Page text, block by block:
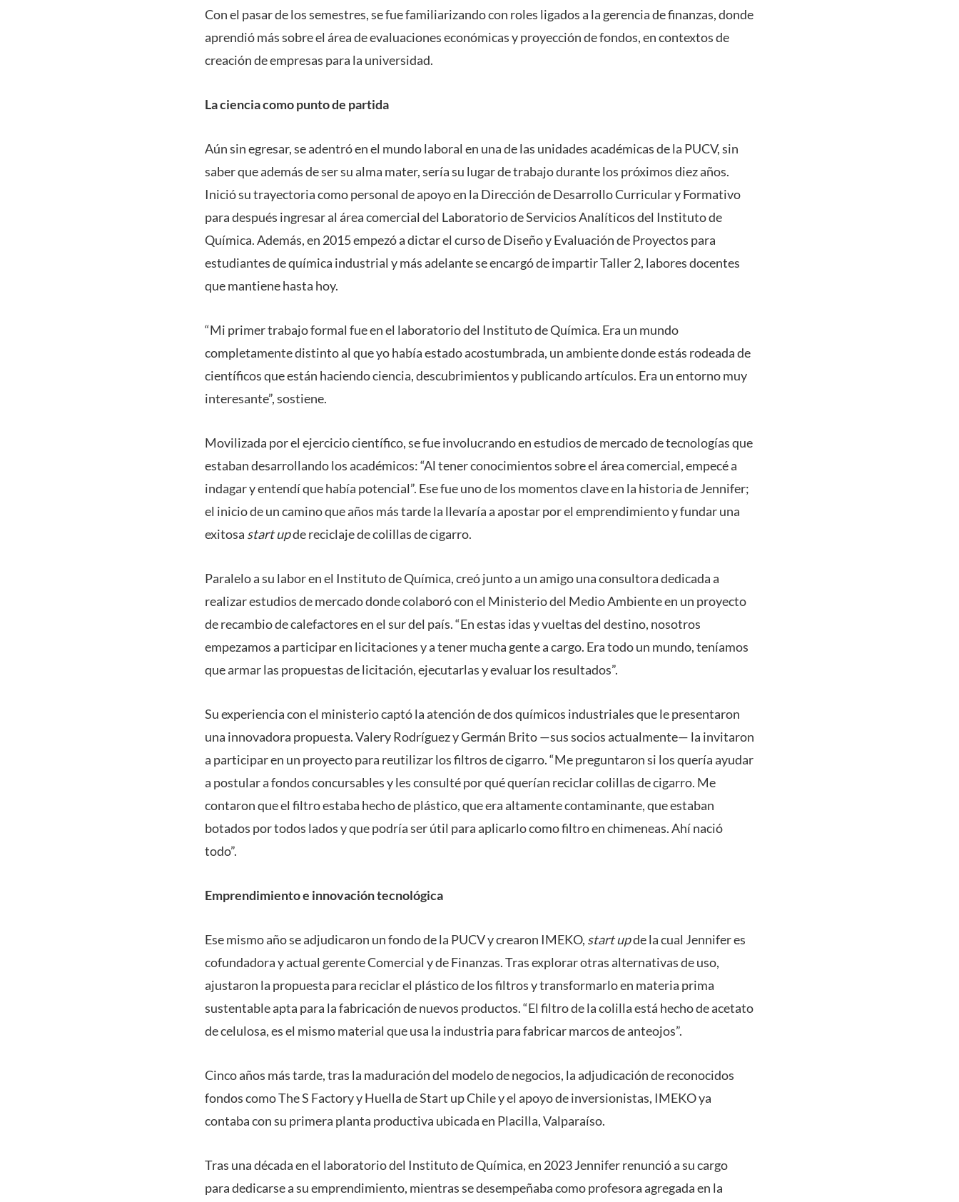
Con el pasar de los semestres, se fue familiarizando con roles ligados a la gerencia de finanzas, donde
aprendió más sobre el área de evaluaciones económicas y proyección de fondos, en contextos de
creación de empresas para la universidad.
La ciencia como punto de partida
Aún sin egresar, se adentró en el mundo laboral en una de las unidades académicas de la PUCV, sin
saber que además de ser su alma mater, sería su lugar de trabajo durante los próximos diez años.
Inició su trayectoria como personal de apoyo en la Dirección de Desarrollo Curricular y Formativo
para después ingresar al área comercial del Laboratorio de Servicios Analíticos del Instituto de
Química. Además, en 2015 empezó a dictar el curso de Diseño y Evaluación de Proyectos para
estudiantes de química industrial y más adelante se encargó de impartir Taller 2, labores docentes
que mantiene hasta hoy.
“Mi primer trabajo formal fue en el laboratorio del Instituto de Química. Era un mundo
completamente distinto al que yo había estado acostumbrada, un ambiente donde estás rodeada de
científicos que están haciendo ciencia, descubrimientos y publicando artículos. Era un entorno muy
interesante”, sostiene.
Movilizada por el ejercicio científico, se fue involucrando en estudios de mercado de tecnologías que
estaban desarrollando los académicos: “Al tener conocimientos sobre el área comercial, empecé a
indagar y entendí que había potencial”. Ese fue uno de los momentos clave en la historia de Jennifer;
el inicio de un camino que años más tarde la llevaría a apostar por el emprendimiento y fundar una
exitosa start upde reciclaje de colillas de cigarro.
Paralelo a su labor en el Instituto de Química, creó junto a un amigo una consultora dedicada a
realizar estudios de mercado donde colaboró con el Ministerio del Medio Ambiente en un proyecto
de recambio de calefactores en el sur del país. “En estas idas y vueltas del destino, nosotros
empezamos a participar en licitaciones y a tener mucha gente a cargo. Era todo un mundo, teníamos
que armar las propuestas de licitación, ejecutarlas y evaluar los resultados”.
Su experiencia con el ministerio captó la atención de dos químicos industriales que le presentaron
una innovadora propuesta. Valery Rodríguez y Germán Brito —sus socios actualmente— la invitaron
a participar en un proyecto para reutilizar los filtros de cigarro. “Me preguntaron si los quería ayudar
a postular a fondos concursables y les consulté por qué querían reciclar colillas de cigarro. Me
contaron que el filtro estaba hecho de plástico, que era altamente contaminante, que estaban
botados por todos lados y que podría ser útil para aplicarlo como filtro en chimeneas. Ahí nació
todo”.
Emprendimiento e innovación tecnológica
Ese mismo año se adjudicaron un fondo de la PUCV y crearon IMEKO, start upde la cual Jennifer es
cofundadora y actual gerente Comercial y de Finanzas. Tras explorar otras alternativas de uso,
ajustaron la propuesta para reciclar el plástico de los filtros y transformarlo en materia prima
sustentable apta para la fabricación de nuevos productos. “El filtro de la colilla está hecho de acetato
de celulosa, es el mismo material que usa la industria para fabricar marcos de anteojos”.
Cinco años más tarde, tras la maduración del modelo de negocios, la adjudicación de reconocidos
fondos como The S Factory y Huella de Start up Chile y el apoyo de inversionistas, IMEKO ya
contaba con su primera planta productiva ubicada en Placilla, Valparaíso.
Tras una década en el laboratorio del Instituto de Química, en 2023 Jennifer renunció a su cargo
para dedicarse a su emprendimiento, mientras se desempeñaba como profesora agregada en la